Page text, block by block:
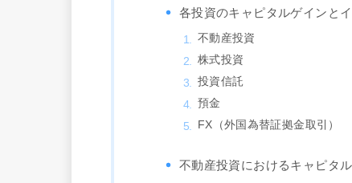
各投資のキャピタルゲインと
不動産投資
株式投資
投資信託
預金
FX（外国為替証拠金取引）
不動産投資におけるキャピタ